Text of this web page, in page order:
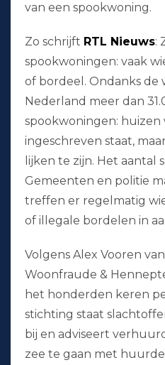
van een spookwoning.
Zo schrijft RTL Nieuws:
spookwoningen: vaak
of bordeel. Ondanks
Nederland meer dan
spookwoningen: huizen
ingeschreven staat,
lijken te zijn. Het aantal
Gemeenten en politie
treffen er regelmatig
of illegale bordelen in
Volgens Alex Vooren
Woonfraude &
het honderden keren
stichting staat
bij en adviseert
zee te gaan met